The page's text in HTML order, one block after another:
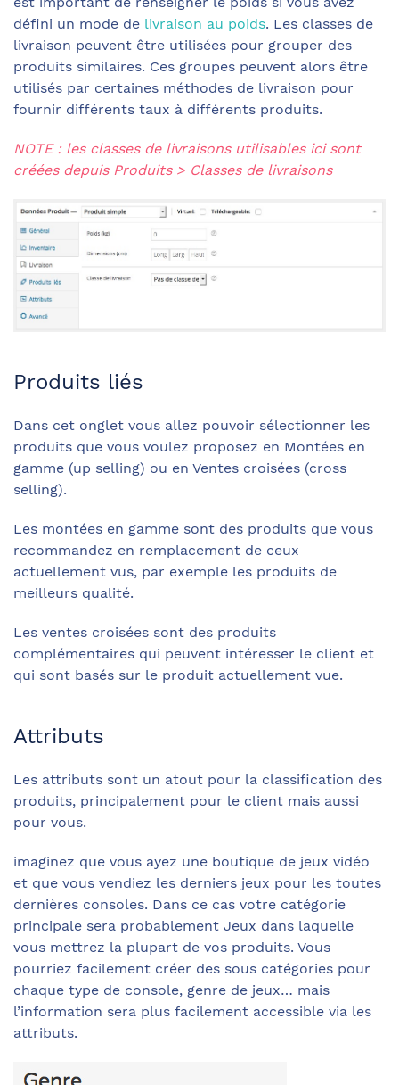
défini un mode de livraison au poids. Les classes de
livraison peuvent être utilisées pour grouper des
produits similaires. Ces groupes peuvent alors être
utilisés par certaines méthodes de livraison pour
fournir différents taux à différents produits.
NOTE : les classes de livraisons utilisables ici sont
créées depuis Produits > Classes de livraisons
Produits liés
Dans cet onglet vous allez pouvoir sélectionner les
produits que vous voulez proposez en Montées en
gamme (up selling) ou en Ventes croisées (cross
selling).
Les montées en gamme sont des produits que vous
recommandez en remplacement de ceux
actuellement vus, par exemple les produits de
meilleurs qualité.
Les ventes croisées sont des produits
complémentaires qui peuvent intéresser le client et
qui sont basés sur le produit actuellement vue.
Attributs
Les attributs sont un atout pour la classification des
produits, principalement pour le client mais aussi
pour vous.
imaginez que vous ayez une boutique de jeux vidéo
et que vous vendiez les derniers jeux pour les toutes
dernières consoles. Dans ce cas votre catégorie
principale sera probablement Jeux dans laquelle
vous mettrez la plupart de vos produits. Vous
pourriez facilement créer des sous catégories pour
chaque type de console, genre de jeux… mais
l’information sera plus facilement accessible via les
attributs.